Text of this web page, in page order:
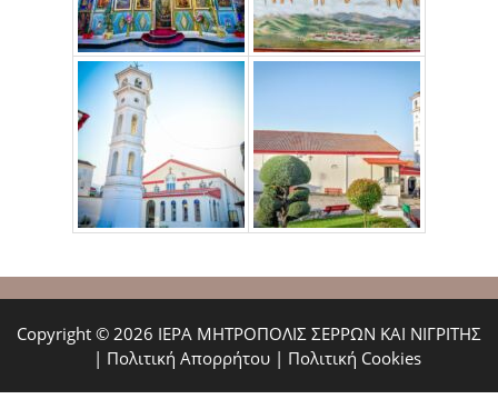
Copyright © 2026 ΙΕΡΑ ΜΗΤΡΟΠΟΛΙΣ ΣΕΡΡΩΝ ΚΑΙ ΝΙΓΡΙΤΗΣ
| Πολιτική Απορρήτου | Πολιτική Cookies